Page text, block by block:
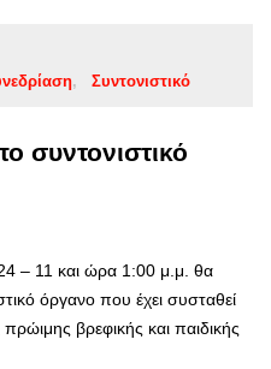
Συντονιστικό
συντονιστικό
24 – 11 και ώρα 1:00 μ.μ. θα
όργανο που έχει συσταθεί
βρεφικής και παιδικής